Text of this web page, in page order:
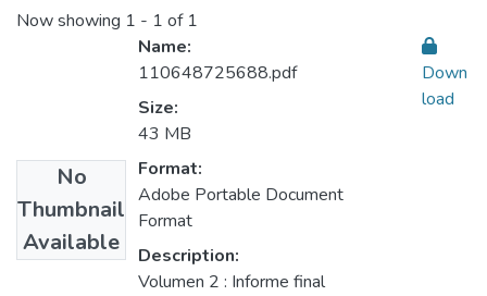
Now showing 1 - 1 of 1
No
Thumbnail
Available
Name:
110648725688.pdf
Size:
43 MB
Format:
Adobe Portable Document
Format
Description:
Volumen 2 : Informe final
Down
load